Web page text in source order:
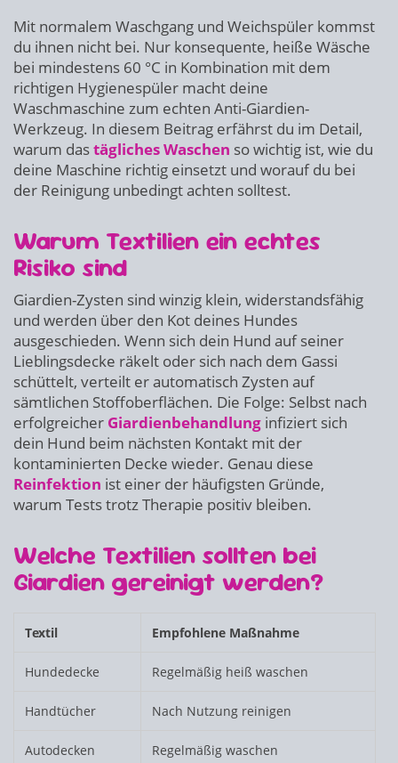
Mit normalem Waschgang und Weichspüler kommst
du ihnen nicht bei. Nur konsequente, heiße Wäsche
bei mindestens 60 °C in Kombination mit dem
richtigen Hygienespüler macht deine
Waschmaschine zum echten Anti-Giardien-
Werkzeug. In diesem Beitrag erfährst du im Detail,
warum dastägliches Waschen so wichtig ist, wie du
deine Maschine richtig einsetzt und worauf du bei
der Reinigung unbedingt achten solltest.
Warum Textilien ein echtes
Risiko sind
Giardien-Zysten sind winzig klein, widerstandsfähig
und werden über den Kot deines Hundes
ausgeschieden. Wenn sich dein Hund auf seiner
Lieblingsdecke räkelt oder sich nach dem Gassi
schüttelt, verteilt er automatisch Zysten auf
sämtlichen Stoffoberflächen. Die Folge: Selbst nach
erfolgreicher Giardienbehandlung infiziert sich
dein Hund beim nächsten Kontakt mit der
kontaminierten Decke wieder. Genau diese
Reinfektion ist einer der häufigsten Gründe,
warum Tests trotz Therapie positiv bleiben.
Welche Textilien sollten bei
Giardien gereinigt werden?
Textil Empfohlene Maßnahme
Hundedecke Regelmäßig heiß waschen
Handtücher Nach Nutzung reinigen
Autodecken Regelmäßig waschen